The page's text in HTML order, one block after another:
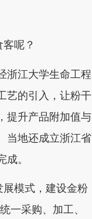
呢？
浙江大学生命工程
艺的引入，让粉干
提升产品附加值与
当地还成立浙江省
。
展模式，建设金粉
一采购、加工、